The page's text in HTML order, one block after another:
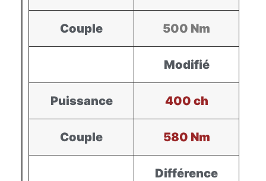
Couple 500 Nm
Modifié
Puissance 400 ch
Couple 580 Nm
Différence